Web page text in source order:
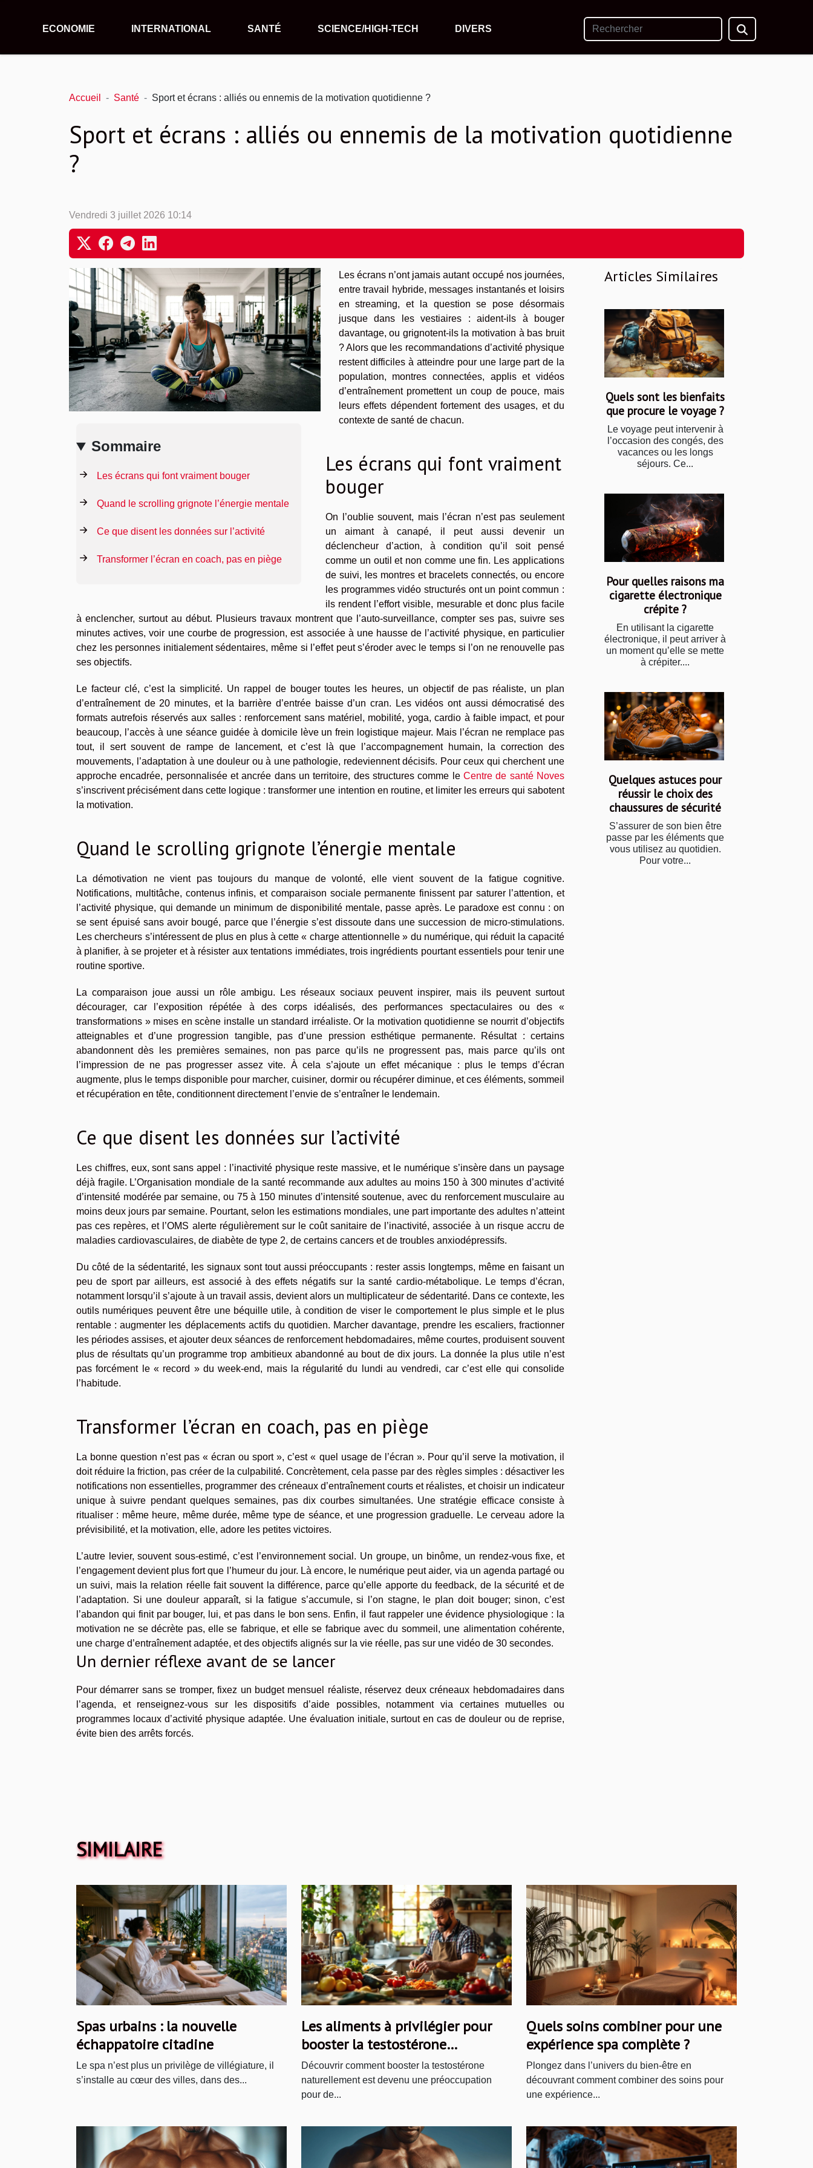
ECONOMIE INTERNATIONAL SANTÉ SCIENCE/HIGH-TECH DIVERS
Accueil Santé Sport et écrans : alliés ou ennemis de la motivation quotidienne ?
Sport et écrans : alliés ou ennemis de la motivation quotidienne
?
Vendredi 3 juillet 2026 10:14
Sommaire
Les écrans qui font vraiment bouger
Quand le scrolling grignote l’énergie mentale
Ce que disent les données sur l’activité
Transformer l’écran en coach, pas en piège
Les écrans n’ont jamais autant occupé nos journées,
entre travail hybride, messages instantanés et loisirs
en streaming, et la question se pose désormais
jusque dans les vestiaires : aident-ils à bouger
davantage, ou grignotent-ils la motivation à bas bruit
? Alors que les recommandations d’activité physique
restent difficiles à atteindre pour une large part de la
population, montres connectées, applis et vidéos
d’entraînement promettent un coup de pouce, mais
leurs effets dépendent fortement des usages, et du
contexte de santé de chacun.
Les écrans qui font vraiment
bouger
On l’oublie souvent, mais l’écran n’est pas seulement
un aimant à canapé, il peut aussi devenir un
déclencheur d’action, à condition qu’il soit pensé
comme un outil et non comme une fin. Les applications
de suivi, les montres et bracelets connectés, ou encore
les programmes vidéo structurés ont un point commun :
ils rendent l’effort visible, mesurable et donc plus facile
à enclencher, surtout au début. Plusieurs travaux montrent que l’auto-surveillance, compter ses pas, suivre ses
minutes actives, voir une courbe de progression, est associée à une hausse de l’activité physique, en particulier
chez les personnes initialement sédentaires, même si l’effet peut s’éroder avec le temps si l’on ne renouvelle pas
ses objectifs.
Le facteur clé, c’est la simplicité. Un rappel de bouger toutes les heures, un objectif de pas réaliste, un plan
d’entraînement de 20 minutes, et la barrière d’entrée baisse d’un cran. Les vidéos ont aussi démocratisé des
formats autrefois réservés aux salles : renforcement sans matériel, mobilité, yoga, cardio à faible impact, et pour
beaucoup, l’accès à une séance guidée à domicile lève un frein logistique majeur. Mais l’écran ne remplace pas
tout, il sert souvent de rampe de lancement, et c’est là que l’accompagnement humain, la correction des
mouvements, l’adaptation à une douleur ou à une pathologie, redeviennent décisifs. Pour ceux qui cherchent une
approche encadrée, personnalisée et ancrée dans un territoire, des structures comme le Centre de santé Noves
s’inscrivent précisément dans cette logique : transformer une intention en routine, et limiter les erreurs qui sabotent
la motivation.
Quand le scrolling grignote l’énergie mentale
La démotivation ne vient pas toujours du manque de volonté, elle vient souvent de la fatigue cognitive.
Notifications, multitâche, contenus infinis, et comparaison sociale permanente finissent par saturer l’attention, et
l’activité physique, qui demande un minimum de disponibilité mentale, passe après. Le paradoxe est connu : on
se sent épuisé sans avoir bougé, parce que l’énergie s’est dissoute dans une succession de micro-stimulations.
Les chercheurs s’intéressent de plus en plus à cette « charge attentionnelle » du numérique, qui réduit la capacité
à planifier, à se projeter et à résister aux tentations immédiates, trois ingrédients pourtant essentiels pour tenir une
routine sportive.
La comparaison joue aussi un rôle ambigu. Les réseaux sociaux peuvent inspirer, mais ils peuvent surtout
décourager, car l’exposition répétée à des corps idéalisés, des performances spectaculaires ou des «
transformations » mises en scène installe un standard irréaliste. Or la motivation quotidienne se nourrit d’objectifs
atteignables et d’une progression tangible, pas d’une pression esthétique permanente. Résultat : certains
abandonnent dès les premières semaines, non pas parce qu’ils ne progressent pas, mais parce qu’ils ont
l’impression de ne pas progresser assez vite. À cela s’ajoute un effet mécanique : plus le temps d’écran
augmente, plus le temps disponible pour marcher, cuisiner, dormir ou récupérer diminue, et ces éléments, sommeil
et récupération en tête, conditionnent directement l’envie de s’entraîner le lendemain.
Ce que disent les données sur l’activité
Les chiffres, eux, sont sans appel : l’inactivité physique reste massive, et le numérique s’insère dans un paysage
déjà fragile. L’Organisation mondiale de la santé recommande aux adultes au moins 150 à 300 minutes d’activité
d’intensité modérée par semaine, ou 75 à 150 minutes d’intensité soutenue, avec du renforcement musculaire au
moins deux jours par semaine. Pourtant, selon les estimations mondiales, une part importante des adultes n’atteint
pas ces repères, et l’OMS alerte régulièrement sur le coût sanitaire de l’inactivité, associée à un risque accru de
maladies cardiovasculaires, de diabète de type 2, de certains cancers et de troubles anxiodépressifs.
Du côté de la sédentarité, les signaux sont tout aussi préoccupants : rester assis longtemps, même en faisant un
peu de sport par ailleurs, est associé à des effets négatifs sur la santé cardio-métabolique. Le temps d’écran,
notamment lorsqu’il s’ajoute à un travail assis, devient alors un multiplicateur de sédentarité. Dans ce contexte, les
outils numériques peuvent être une béquille utile, à condition de viser le comportement le plus simple et le plus
rentable : augmenter les déplacements actifs du quotidien. Marcher davantage, prendre les escaliers, fractionner
les périodes assises, et ajouter deux séances de renforcement hebdomadaires, même courtes, produisent souvent
plus de résultats qu’un programme trop ambitieux abandonné au bout de dix jours. La donnée la plus utile n’est
pas forcément le « record » du week-end, mais la régularité du lundi au vendredi, car c’est elle qui consolide
l’habitude.
Transformer l’écran en coach, pas en piège
La bonne question n’est pas « écran ou sport », c’est « quel usage de l’écran ». Pour qu’il serve la motivation, il
doit réduire la friction, pas créer de la culpabilité. Concrètement, cela passe par des règles simples : désactiver les
notifications non essentielles, programmer des créneaux d’entraînement courts et réalistes, et choisir un indicateur
unique à suivre pendant quelques semaines, pas dix courbes simultanées. Une stratégie efficace consiste à
ritualiser : même heure, même durée, même type de séance, et une progression graduelle. Le cerveau adore la
prévisibilité, et la motivation, elle, adore les petites victoires.
L’autre levier, souvent sous-estimé, c’est l’environnement social. Un groupe, un binôme, un rendez-vous fixe, et
l’engagement devient plus fort que l’humeur du jour. Là encore, le numérique peut aider, via un agenda partagé ou
un suivi, mais la relation réelle fait souvent la différence, parce qu’elle apporte du feedback, de la sécurité et de
l’adaptation. Si une douleur apparaît, si la fatigue s’accumule, si l’on stagne, le plan doit bouger; sinon, c’est
l’abandon qui finit par bouger, lui, et pas dans le bon sens. Enfin, il faut rappeler une évidence physiologique : la
motivation ne se décrète pas, elle se fabrique, et elle se fabrique avec du sommeil, une alimentation cohérente,
une charge d’entraînement adaptée, et des objectifs alignés sur la vie réelle, pas sur une vidéo de 30 secondes.
Un dernier réflexe avant de se lancer
Pour démarrer sans se tromper, fixez un budget mensuel réaliste, réservez deux créneaux hebdomadaires dans
l’agenda, et renseignez-vous sur les dispositifs d’aide possibles, notamment via certaines mutuelles ou
programmes locaux d’activité physique adaptée. Une évaluation initiale, surtout en cas de douleur ou de reprise,
évite bien des arrêts forcés.
Articles Similaires
Quels sont les bienfaits
que procure le voyage ?
Le voyage peut intervenir à
l’occasion des congés, des
vacances ou les longs
séjours. Ce...
Pour quelles raisons ma
cigarette électronique
crépite ?
En utilisant la cigarette
électronique, il peut arriver à
un moment qu’elle se mette
à crépiter....
Quelques astuces pour
réussir le choix des
chaussures de sécurité
S’assurer de son bien être
passe par les éléments que
vous utilisez au quotidien.
Pour votre...
SIMILAIRE
Spas urbains : la nouvelle
échappatoire citadine
Le spa n’est plus un privilège de villégiature, il
s’installe au cœur des villes, dans des...
Les aliments à privilégier pour
booster la testostérone
naturellement
Découvrir comment booster la testostérone
naturellement est devenu une préoccupation
pour de...
Quels soins combiner pour une
expérience spa complète ?
Plongez dans l’univers du bien-être en
découvrant comment combiner des soins pour
une expérience...